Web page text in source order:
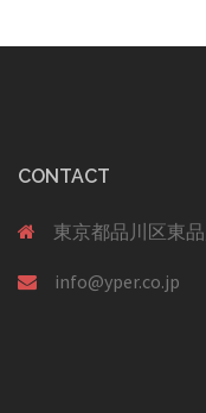
CONTACT
東京都品川区東
info@yper.co.jp